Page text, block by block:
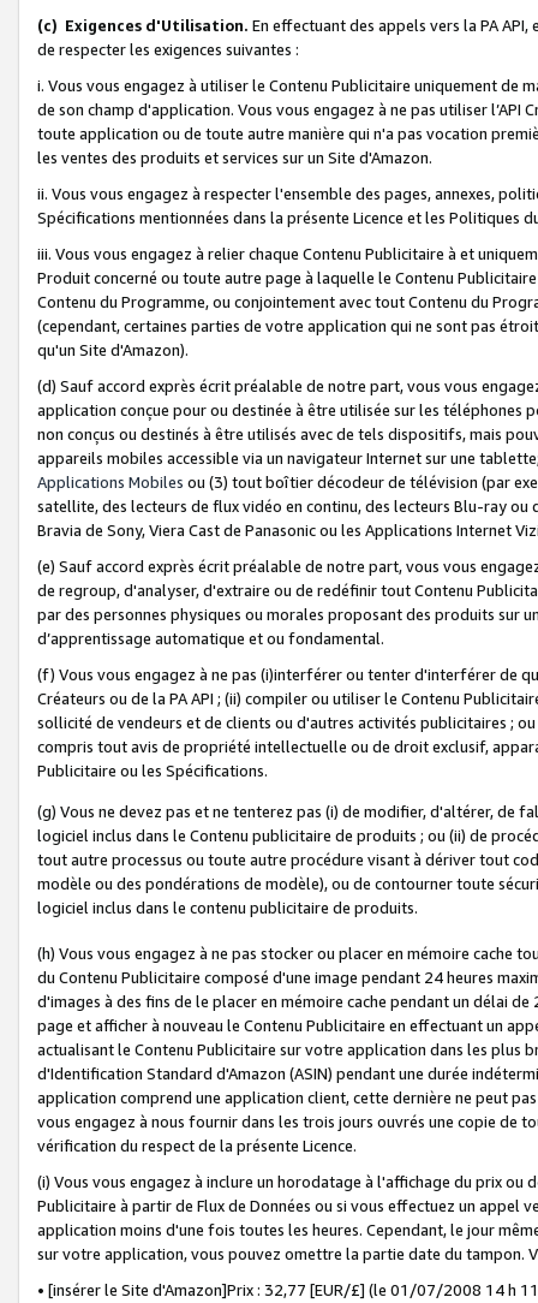
(c) Exigences d'Utilisation. En effectuant des appels vers la PA
de respecter les exigences suivantes :
i. Vous vous engagez à utiliser le Contenu Publicitaire uniquement de
de son champ d'application. Vous vous engagez à ne pas utiliser l’API
toute application ou de toute autre manière qui n'a pas vocation
les ventes des produits et services sur un Site d'Amazon.
ii. Vous vous engagez à respecter l'ensemble des pages, annexes,
Spécifications mentionnées dans la présente Licence et les Politiques
iii. Vous vous engagez à relier chaque Contenu Publicitaire à et
Produit concerné ou toute autre page à laquelle le Contenu
Contenu du Programme, ou conjointement avec tout Contenu du
(cependant, certaines parties de votre application qui ne sont pas
qu'un Site d'Amazon).
(d) Sauf accord exprès écrit préalable de notre part, vous vous
application conçue pour ou destinée à être utilisée sur les téléphones
non conçus ou destinés à être utilisés avec de tels dispositifs, mais
appareils mobiles accessible via un navigateur Internet sur une
Applications Mobiles ou (3) tout boîtier décodeur de télévision (par
satellite, des lecteurs de flux vidéo en continu, des lecteurs Blu-ray
Bravia de Sony, Viera Cast de Panasonic ou les Applications Internet
(e) Sauf accord exprès écrit préalable de notre part, vous vous
de regroup, d'analyser, d'extraire ou de redéfinir tout Contenu
par des personnes physiques ou morales proposant des produits sur
d’apprentissage automatique et ou fondamental.
(f) Vous vous engagez à ne pas (i)interférer ou tenter d'interférer de
Créateurs ou de la PA API ; (ii) compiler ou utiliser le Contenu
sollicité de vendeurs et de clients ou d'autres activités publicitaires ;
compris tout avis de propriété intellectuelle ou de droit exclusif,
Publicitaire ou les Spécifications.
(g) Vous ne devez pas et ne tenterez pas (i) de modifier, d'altérer, de
logiciel inclus dans le Contenu publicitaire de produits ; ou (ii) de
tout autre processus ou toute autre procédure visant à dériver tout
modèle ou des pondérations de modèle), ou de contourner toute
logiciel inclus dans le contenu publicitaire de produits.
(h) Vous vous engagez à ne pas stocker ou placer en mémoire cache
du Contenu Publicitaire composé d'une image pendant 24 heures
d'images à des fins de le placer en mémoire cache pendant un délai
page et afficher à nouveau le Contenu Publicitaire en effectuant un
actualisant le Contenu Publicitaire sur votre application dans les plus
d'Identification Standard d'Amazon (ASIN) pendant une durée
application comprend une application client, cette dernière ne peut
vous engagez à nous fournir dans les trois jours ouvrés une copie de
vérification du respect de la présente Licence.
(i) Vous vous engagez à inclure un horodatage à l'affichage du prix
Publicitaire à partir de Flux de Données ou si vous effectuez un appel
application moins d'une fois toutes les heures. Cependant, le jour
sur votre application, vous pouvez omettre la partie date du tampon.
• [insérer le Site d'Amazon]Prix : 32,77 [EUR/£] (le 01/07/2008 14 h